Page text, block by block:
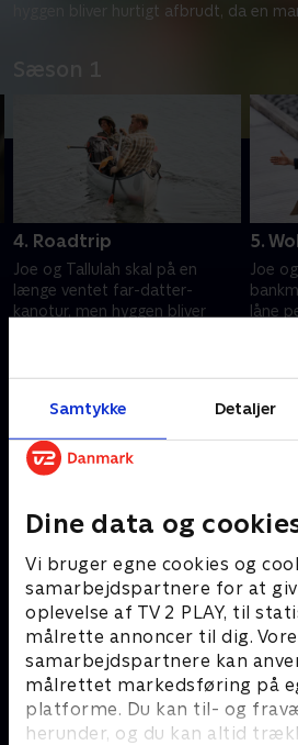
Samtykke Detaljer
Dine data og
Vi bruger egne cookies og
samarbejdspartnere for at
oplevelse af TV 2 PLAY, til
målrette annoncer til dig.
samarbejdspartnere kan
målrettet markedsføring på
platforme. Du kan til- og
herunder, og du kan altid
hyggen bliver hurtigt afbrudt, da en
4. Roadtrip
Joe og Tallulah skal på en
længe ventet far-datter-
kanotur, men hyggen bliver
5.
Joe
låne
klar
Men
13.
Andre så også
KLEMT
Komedie • 1 sæsoner